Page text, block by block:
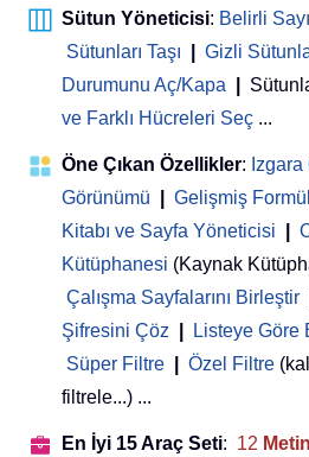
Sütun Yöneticisi: Belirli
Sütunları Taşı
Gizli
Durumunu Aç/Kapa
ve Farklı Hücreleri Seç ...
Öne Çıkan Özellikler:
Görünümü
Gelişmiş
Kitabı ve Sayfa Yöneticisi
Kütüphanesi (Kaynak
Çalışma Sayfalarını Birleştir
Şifresini Çöz
Listeye Göre
Süper Filtre
Özel Filtre
filtrele...) ...
En İyi 15 Araç Seti: 12 Metin